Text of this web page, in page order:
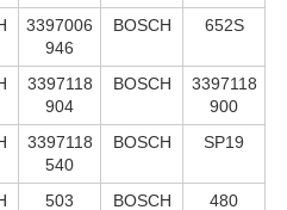
3397006
946
BOSCH 652S
3397118
904
BOSCH
3397118
900
3397118
540
BOSCH SP19
503 BOSCH
480